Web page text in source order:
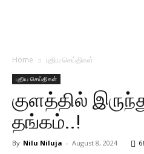
Home புதிய செய்திகள்
புதிய செய்திகள்
குளத்தில்
தங்கம்..!
By Nilu Niluja - August 8, 2024